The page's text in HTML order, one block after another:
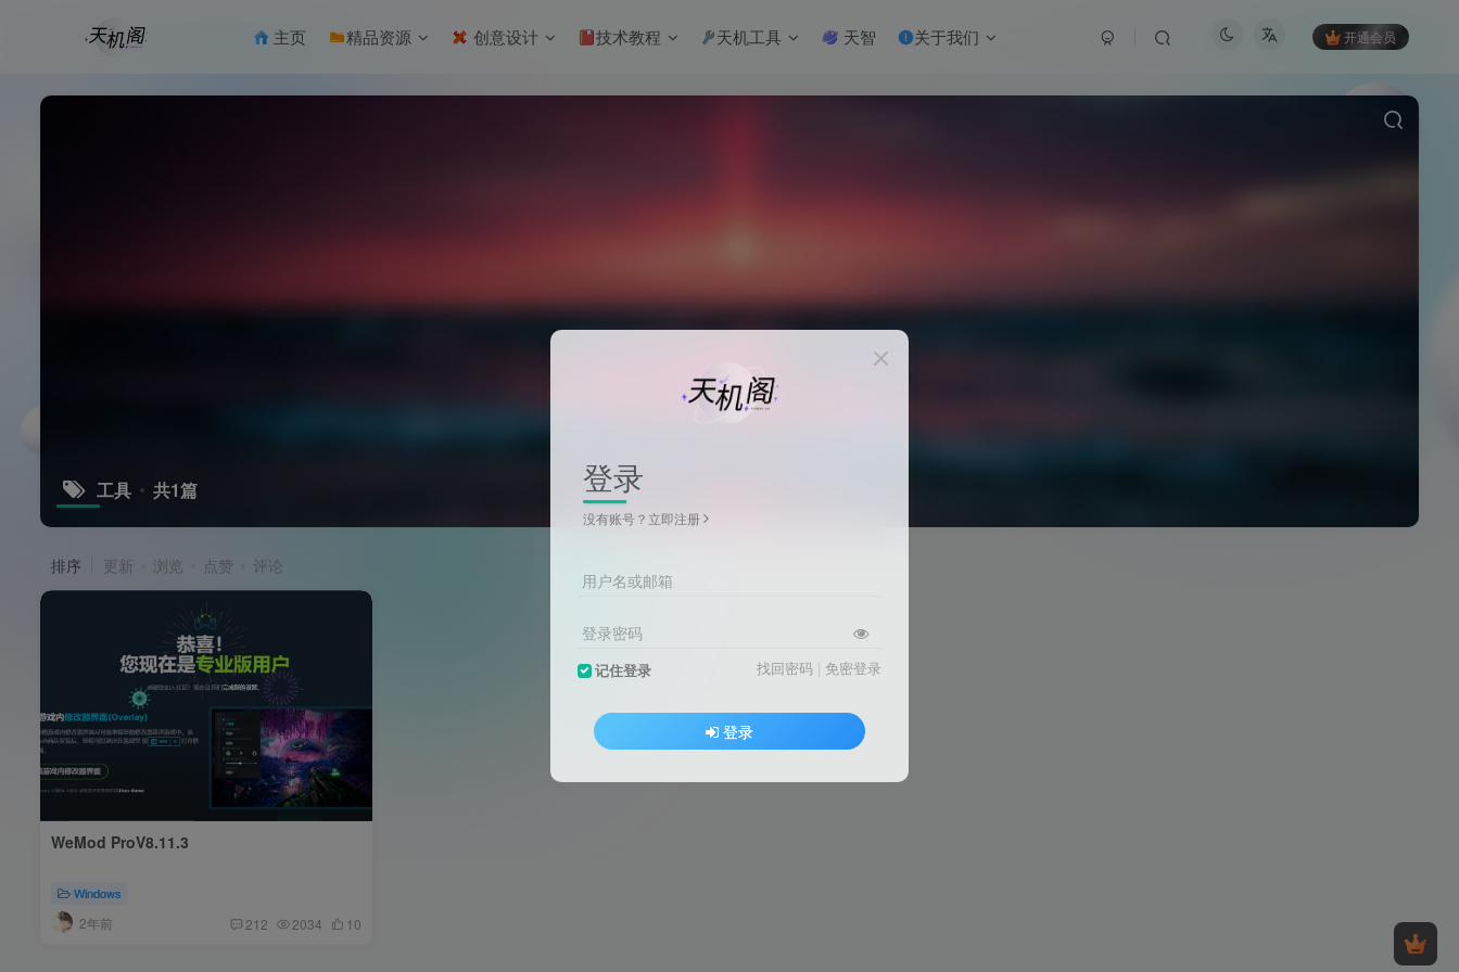
主页 精品资源 创意设计 技术教程 天机工具 天智 关于我们 开通会员
工具 共1篇
排序 更新 浏览 点赞 评论
WeMod ProV8.11.3
Windows
2年前 212 2034 10
登录
没有账号？立即注册
用户名或邮箱
登录密码
记住登录 找回密码 | 免密登录
登录